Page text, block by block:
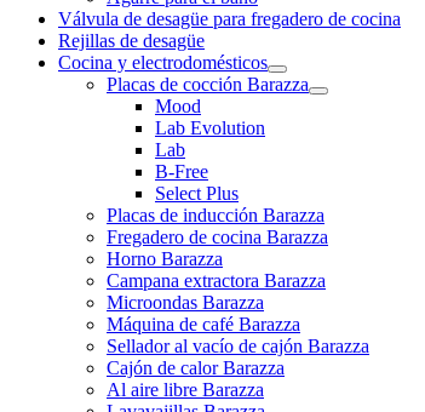
Válvula de desagüe para fregadero de cocina
Rejillas de desagüe
Cocina y electrodomésticos
Placas de cocción Barazza
Mood
Lab Evolution
Lab
B-Free
Select Plus
Placas de inducción Barazza
Fregadero de cocina Barazza
Horno Barazza
Campana extractora Barazza
Microondas Barazza
Máquina de café Barazza
Sellador al vacío de cajón Barazza
Cajón de calor Barazza
Al aire libre Barazza